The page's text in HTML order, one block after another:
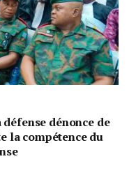
dénonce de
la compétence du